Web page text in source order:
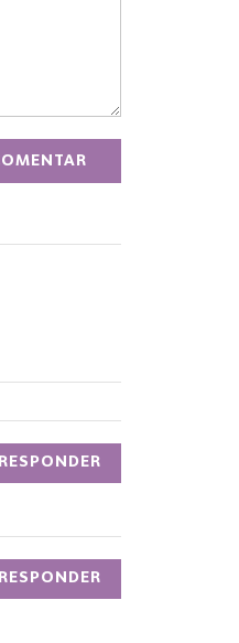
RESPONDER
RESPONDER